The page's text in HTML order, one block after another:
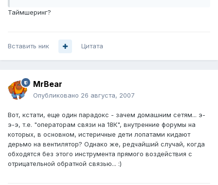
Таймшеринг?
Вставить ник Цитата
MrBear
Опубликовано 26 августа, 2007
Вот, кстати, еще один парадокс - зачем домашним сетям... э-
э-э, т.е. "операторам связи на 18К", внутренние форумы на
которых, в основном, истеричные дети лопатами кидают
дерьмо на вентилятор? Однако же, редчайший случай, когда
обходятся без этого инструмента прямого воздействия с
отрицательной обратной связью... :)